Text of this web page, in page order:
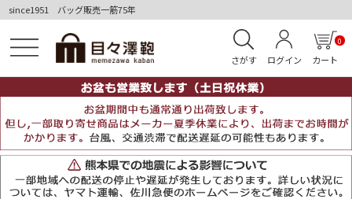
since1951 バッグ販売一筋75年
さがす ログイン カート
0